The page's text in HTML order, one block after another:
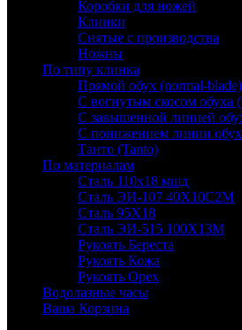
Коробки для ножей
Клинки
Снятые с производства
Ножны
По типу клинка
Прямой обух (normal-blade)
С вогнутым скосом обуха
С завышенной линией
С понижением линии
Танто (Tanto)
По материалам
Сталь 110х18 мшд
Сталь ЭИ-107 40Х10С2М
Сталь 95Х18
Сталь ЭИ-515 100Х13М
Рукоять Береста
Рукоять Кожа
Рукоять Орех
Водолазные часы
Ваша Корзина